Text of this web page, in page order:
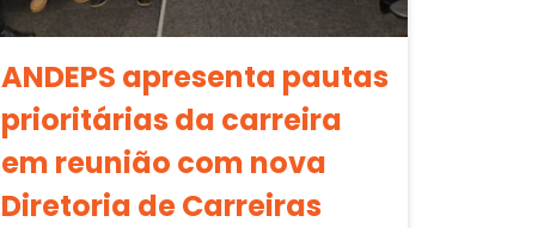
ANDEPS apresenta pautas
prioritárias da carreira
em reunião com nova
Diretoria de Carreiras